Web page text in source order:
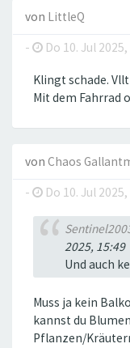
von LittleQ
-
Do 10. Jul 2025,
Klingt schade.
Mit dem Fahrrad
von Chaos
-
Do 10. Jul 2025,
2025, 15:49
Und auch
Muss ja kein
kannst du
Pflanzen/